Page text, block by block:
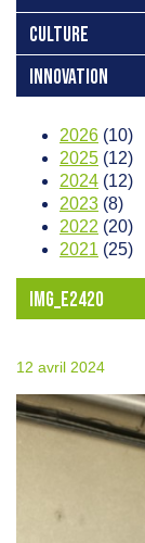
CULTURE
INNOVATION
2026 (10)
2025 (12)
2024 (12)
2023 (8)
2022 (20)
2021 (25)
IMG_E2420
12 avril 2024